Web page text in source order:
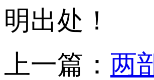
明出处！
上一篇： 两